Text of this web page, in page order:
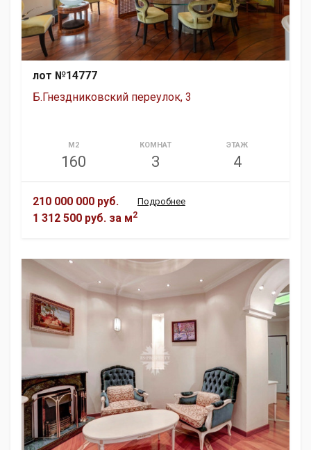
лот №14777
Б.Гнездниковский переулок, 3
М2
160
КОМНАТ
3
ЭТАЖ
4
210 000 000 руб.
1 312 500 руб. за м2
Подробнее